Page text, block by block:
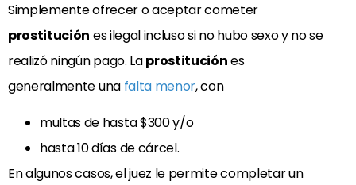
Simplemente ofrecer o aceptar cometer
prostitución es ilegal incluso si no hubo sexo y no se
realizó ningún pago. Laprostituciónes
generalmente una falta menor, con
multas de hasta $300 y/o
hasta 10 días de cárcel.
En algunos casos, el juez le permite completar un